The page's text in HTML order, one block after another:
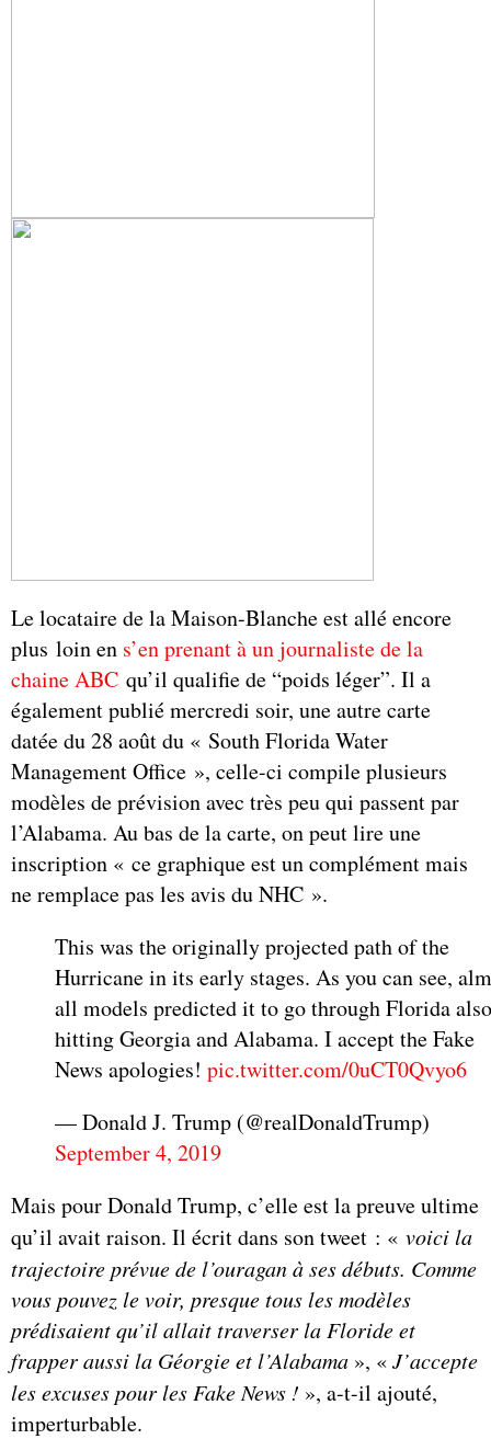
Le locataire de la Maison-Blanche est allé encore
plus loin en s’en prenant à un journaliste de la
chaine ABC qu’il qualifie de “poids léger”. Il a
également publié mercredi soir, une autre carte
datée du 28 août du « South Florida Water
Management Office », celle-ci compile plusieurs
modèles de prévision avec très peu qui passent par
l’Alabama. Au bas de la carte, on peut lire une
inscription « ce graphique est un complément mais
ne remplace pas les avis du NHC ».
This was the originally projected path of the
Hurricane in its early stages. As you can see,
all models predicted it to go through Florida also
hitting Georgia and Alabama. I accept the Fake
News apologies! pic.twitter.com/0uCT0Qvyo6
— Donald J. Trump (@realDonaldTrump)
September 4, 2019
Mais pour Donald Trump, c’elle est la preuve ultime
qu’il avait raison. Il écrit dans son tweet : « voici la
trajectoire prévue de l’ouragan à ses débuts. Comme
vous pouvez le voir, presque tous les modèles
prédisaient qu’il allait traverser la Floride et
frapper aussi la Géorgie et l’Alabama », «J’accepte
les excuses pour les Fake News ! », a-t-il ajouté,
imperturbable.